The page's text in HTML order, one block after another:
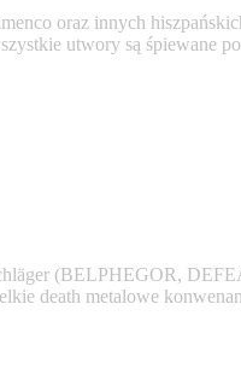
oraz innych
utwory są śpiewane
(BELPHEGOR,
death metalowe